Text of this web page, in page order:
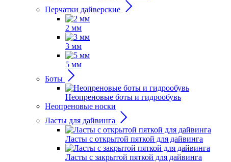
Перчатки дайверские
2 мм
3 мм
5 мм
Боты
Неопреновые боты и гидрообувь
Неопреновые носки
Ласты для дайвинга
Ласты с открытой пяткой для дайвинга
Ласты с закрытой пяткой для дайвинга